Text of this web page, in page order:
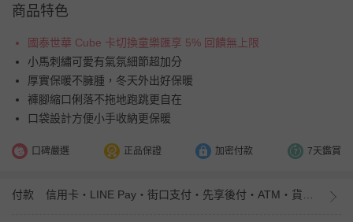
商品特色
國泰世華 Cube 卡切換童樂匯享 5% 回饋無上限
小馬刺繡可愛有氣氛細節超加分
厚實保暖不臃腫，冬天外出好保暖
褲腳縮口俐落不拖地跑跳更自在
口袋設計方便小手收納更保暖
口碑嚴選 正品保證 加密付款 7天鑑賞
付款